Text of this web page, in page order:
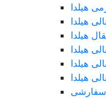
هیلدا
هیلدا
هیلدا
هیلدا
هیلدا
هیلدا
سفارشی